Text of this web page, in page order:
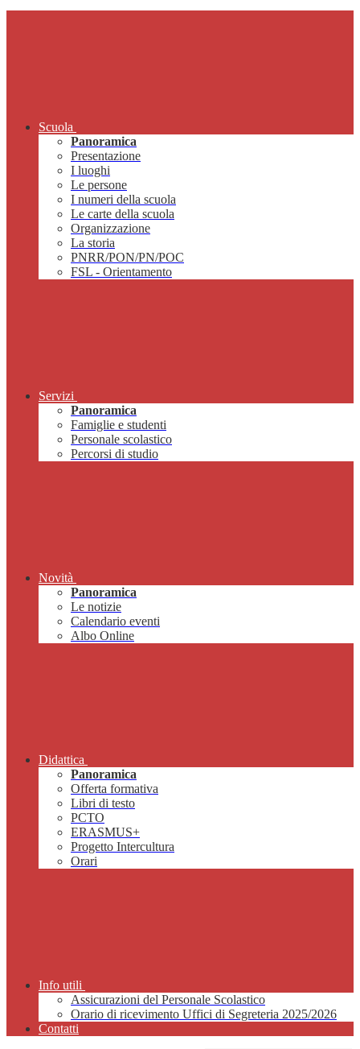
Scuola
Panoramica
Presentazione
I luoghi
Le persone
I numeri della scuola
Le carte della scuola
Organizzazione
La storia
PNRR/PON/PN/POC
FSL - Orientamento
Servizi
Panoramica
Famiglie e studenti
Personale scolastico
Percorsi di studio
Novità
Panoramica
Le notizie
Calendario eventi
Albo Online
Didattica
Panoramica
Offerta formativa
Libri di testo
PCTO
ERASMUS+
Progetto Intercultura
Orari
Info utili
Assicurazioni del Personale Scolastico
Orario di ricevimento Uffici di Segreteria 2025/2026
Contatti